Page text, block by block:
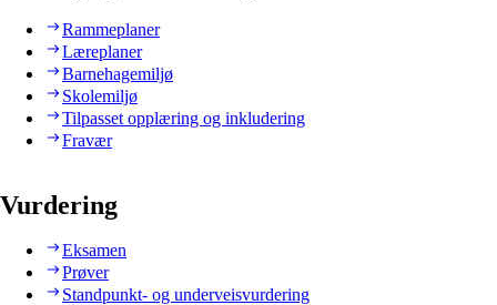
Rammeplaner
Læreplaner
Barnehagemiljø
Skolemiljø
Tilpasset opplæring og inkludering
Fravær
Vurdering
Eksamen
Prøver
Standpunkt- og underveisvurdering